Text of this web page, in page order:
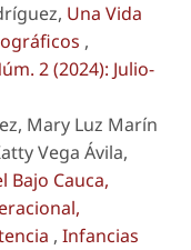
Una Vida
,
2 (2024): Julio-
Mary Luz Marín
Vega Ávila,
Bajo Cauca,
, Infancias